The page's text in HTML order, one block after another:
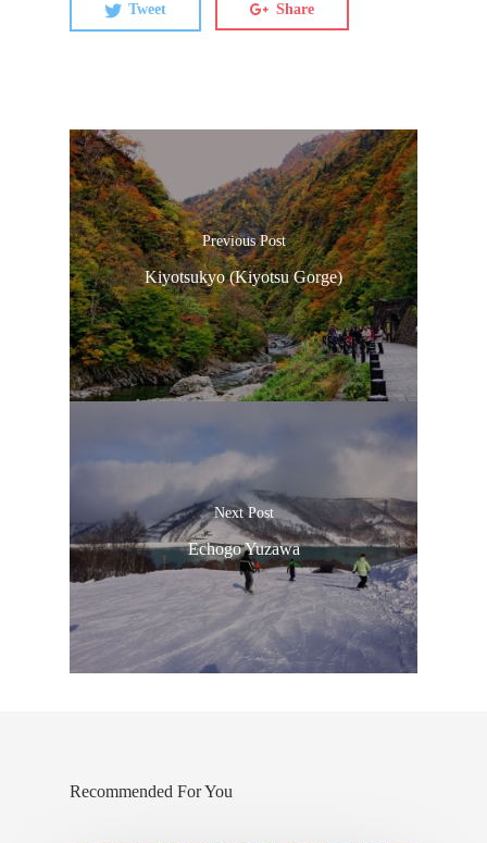
Tweet Share
Previous Post
Kiyotsukyo (Kiyotsu Gorge)
Next Post
Echogo Yuzawa
Recommended For You